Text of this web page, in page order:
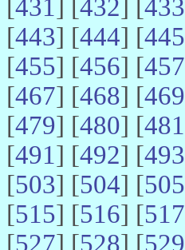
[431] [432] [433
[443] [444] [445
[455] [456] [457
[467] [468] [469
[479] [480] [481
[491] [492] [493
[503] [504] [505
[515] [516] [517
[527] [528] [529